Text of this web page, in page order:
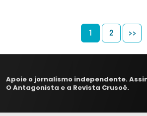
1 2 >>
Apoie o jornalismo independente.
O Antagonista e a Revista Crusoé.